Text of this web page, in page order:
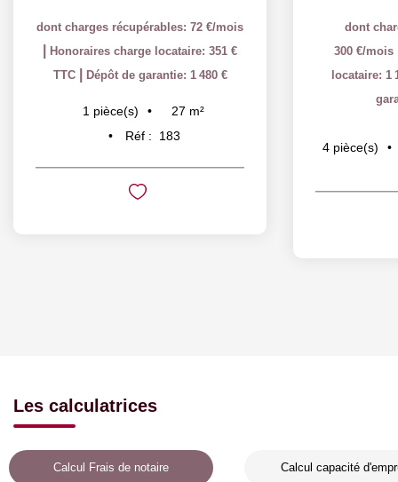
dont charges récupérables: 72 €/mois
Honoraires charge locataire: 351 €
TTC
Dépôt de garantie: 1 480 €
1 pièce(s) 27 m²
Réf :
183
dont
300 €/mois
locataire: 1
4 pièce(s)
Les calculatrices
Calcul Frais de notaire Calcul capacité